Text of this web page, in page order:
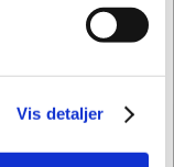
Vis detaljer
til søndag fra